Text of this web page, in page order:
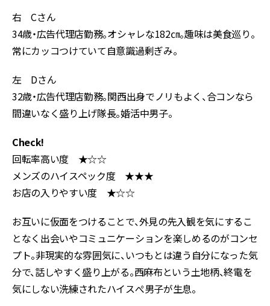
右 Cさん
34歳・広告代理店勤務。オシャレな182㎝。趣味は美食巡り。
常にカッコつけていて自意識過剰ぎみ。
左 Dさん
32歳・広告代理店勤務。関西出身でノリもよく、合コンなら
間違いなく盛り上げ隊長。婚活中男子。
Check!
回転率高い度 ★☆☆
メンズのハイスペック度 ★★★
お店の入りやすい度 ★☆☆
お互いに仮面をつけることで、外見の先入観を気にするこ
となく出会いやコミュニケーションを楽しめるのがコンセ
プト。非現実的な雰囲気に、いつもとは違う自分になった気
分で、話しやすく盛り上がる。西麻布という土地柄、終電を
気にしない洗練されたハイスぺ男子が生息。